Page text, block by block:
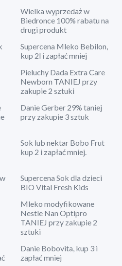
Wielka wyprzedaż w
Biedronce 100% rabatu na
drugi produkt
Supercena Mleko Bebilon,
kup 2l i zapłać mniej
Pieluchy Dada Extra Care
Newborn TANIEJ przy
zakupie 2 sztuki
Danie Gerber 29% taniej
przy zakupie 3 sztuk
Sok lub nektar Bobo Frut
kup 2 i zapłać mniej.
Supercena Sok dla dzieci
BIO Vital Fresh Kids
Mleko modyfikowane
Nestle Nan Optipro
TANIEJ przy zakupie 2
sztuki
Danie Bobovita, kup 3 i
zapłać mniej